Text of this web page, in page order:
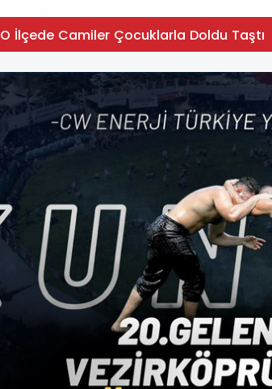
O İlçede Camiler Çocuklarla Doldu Taştı